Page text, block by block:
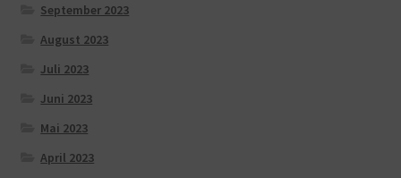
September 2023
August 2023
Juli 2023
Juni 2023
Mai 2023
April 2023